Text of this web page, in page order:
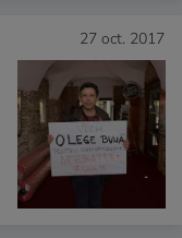
27 oct. 2017